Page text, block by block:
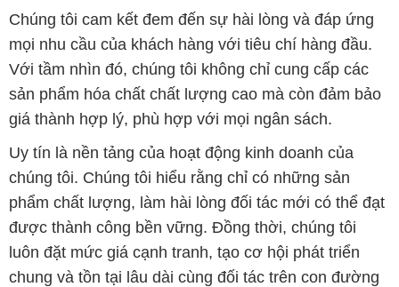
giá thành hợp lý, phù hợp với mọi ngân sách.
Uy tín là nền tảng của hoạt động kinh doanh của
chúng tôi. Chúng tôi hiểu rằng chỉ có những sản
phẩm chất lượng, làm hài lòng đối tác mới có thể đạt
được thành công bền vững. Đồng thời, chúng tôi
luôn đặt mức giá cạnh tranh, tạo cơ hội phát triển
chung và tồn tại lâu dài cùng đối tác trên con đường
phát triển.
Công ty Hóa Chất Đắc Trường Phát đáp ứng đa
dạng nhu cầu hóa chất của khách hàng từ các ngành
nghề và lĩnh vực sản xuất khác nhau tại TP. Hồ Chí